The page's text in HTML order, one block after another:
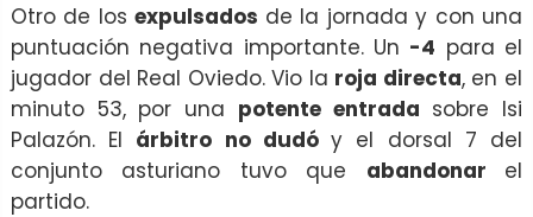
Otro de losexpulsados de la jornada y con una
puntuación negativa importante. Un -4 para el
jugador del Real Oviedo. Vio la roja directa, en el
minuto 53, por una potente entrada sobre Isi
Palazón. El árbitro no dudóy el dorsal 7 del
conjunto asturiano tuvo que abandonar el
partido.